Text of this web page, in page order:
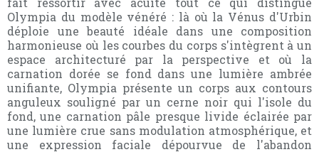
Olympia du modèle vénéré : là où la Vénus d'Urbin
déploie une beauté idéale dans une composition
harmonieuse où les courbes du corps s'intègrent à un
espace architecturé par la perspective et où la
carnation dorée se fond dans une lumière ambrée
unifiante, Olympia présente un corps aux contours
anguleux souligné par un cerne noir qui l'isole du
fond, une carnation pâle presque livide éclairée par
une lumière crue sans modulation atmosphérique, et
une expression faciale dépourvue de l'abandon